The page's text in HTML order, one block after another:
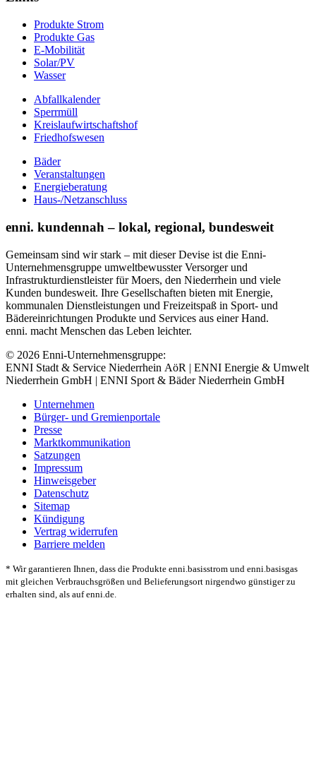
Produkte Strom
Produkte Gas
E-Mobilität
Solar/PV
Wasser
Abfallkalender
Sperrmüll
Kreislaufwirtschaftshof
Friedhofswesen
Bäder
Veranstaltungen
Energieberatung
Haus-/Netzanschluss
enni. kundennah – lokal, regional, bundesweit
Gemeinsam sind wir stark – mit dieser Devise ist die Enni-
Unternehmensgruppe umweltbewusster Versorger und
Infrastrukturdienstleister für Moers, den Niederrhein und viele
Kunden bundesweit. Ihre Gesellschaften bieten mit Energie,
kommunalen Dienstleistungen und Freizeitspaß in Sport- und
Bädereinrichtungen Produkte und Services aus einer Hand.
enni. macht Menschen das Leben leichter.
© 2026 Enni-Unternehmensgruppe:
ENNI Stadt & Service Niederrhein AöR | ENNI Energie & Umwelt
Niederrhein GmbH | ENNI Sport & Bäder Niederrhein GmbH
Unternehmen
Bürger- und Gremienportale
Presse
Marktkommunikation
Satzungen
Impressum
Hinweisgeber
Datenschutz
Sitemap
Kündigung
Vertrag widerrufen
Barriere melden
* Wir garantieren Ihnen, dass die Produkte enni.basisstrom und enni.basisgas
mit gleichen Verbrauchsgrößen und Belieferungsort nirgendwo günstiger zu
erhalten sind, als auf enni.de.